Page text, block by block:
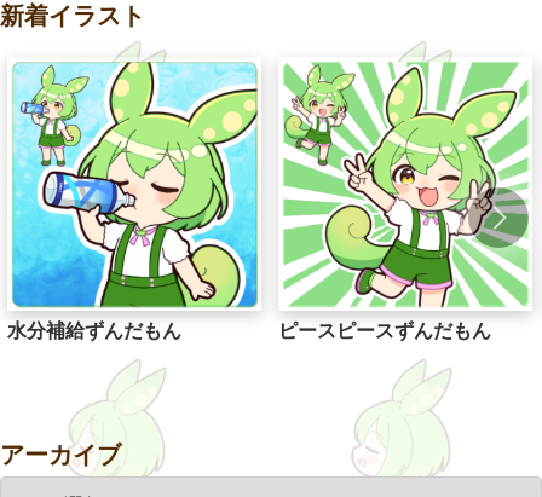
新着イラスト
水分補給ずんだもん ピースピースずんだもん
アーカイブ